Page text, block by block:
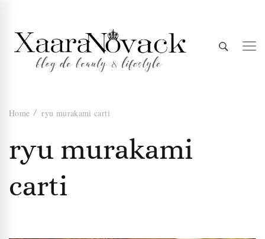
Xaara
Novack
Home ryu murakami carti
ryu murakami
carti